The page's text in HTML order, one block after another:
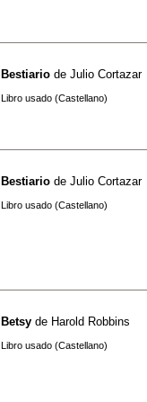
Bestiario de Julio Cortazar
Libro usado (Castellano)
Bestiario de Julio Cortazar
Libro usado (Castellano)
Betsy de Harold Robbins
Libro usado (Castellano)